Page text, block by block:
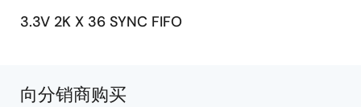
3.3V 2K X 36 SYNC FIFO
向分销商购买